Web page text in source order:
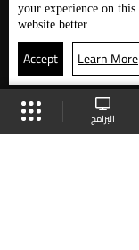
البرامج
your experience on this
website better.
Accept Learn More
البث المباشر